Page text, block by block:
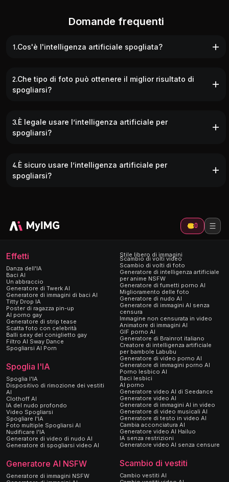
Domande frequenti
1.Cos'è l'intelligenza artificiale spogliata?
2.Che tipo di foto può ottenere il miglior risultato di
spogliarsi?
3.È legale usare l’intelligenza artificiale per
spogliarsi?
4.È sicuro usare l’intelligenza artificiale per
spogliarsi?
0
Effetti
Danza dell'IA
Baci AI
Un abbraccio
Generatore di Twerk AI
Generatore di immagini di baci AI
Titty Drop IA
Poster di ragazza pin-up
AI porno gay
Generatore di strip tease
Scatta foto con celebrità
Balli sexy del coniglietto gay
Filtro AI Sway Dance
Spogliarsi AI Porn
Spoglia l'IA
Spoglia l'IA
Dispositivo di rimozione dei vestiti
AI
Clothoff AI
IA del nudo profondo
Video Spogliarsi
Spogliare l'IA
Foto multiple Spogliarsi AI
Nudificare l'IA
Generatore di video di nudo AI
Generatore di spogliarsi video AI
Generatore AI NSFW
Generatore di immagini NSFW
Stile libero di immagini
Scambio di volti video
Scambio di volti di foto
Generatore di intelligenza artificiale
per anime NSFW
Generatore di fumetti porno AI
Miglioramento delle foto
Generatore di nudo AI
Generatore di immagini AI senza
censura
Immagine non censurata in video
Animatore di immagini AI
GIF porno AI
Generatore di Brainrot italiano
Creatore di intelligenza artificiale
per bambole Labubu
Generatore di video porno AI
Generatore di immagini porno AI
Porno lesbico AI
Baci lesbici
AI porno
Generatore video AI di Seedance
Generatore video AI
Generatore di immagini AI in video
Generatore di video musicali AI
Generatore di testo in video AI
Cambia acconciatura AI
Generatore video AI Hailuo
IA senza restrizioni
Generatore video AI senza censure
Scambio di vestiti
Cambio vestiti AI